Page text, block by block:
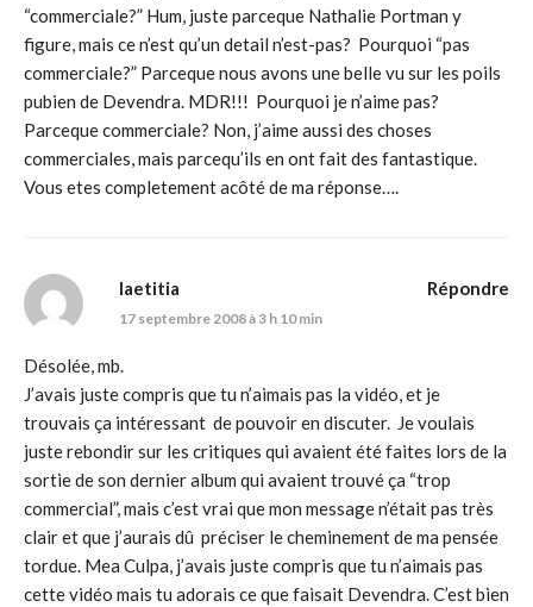
“commerciale?” Hum, juste parceque Nathalie Portman y
figure, mais ce n’est qu’un detail n’est-pas? Pourquoi “pas
commerciale?” Parceque nous avons une belle vu sur les poils
pubien de Devendra. MDR!!! Pourquoi je n’aime pas?
Parceque commerciale? Non, j’aime aussi des choses
commerciales, mais parcequ’ils en ont fait des fantastique.
Vous etes completement acôté de ma réponse….
laetitia
17 septembre 2008 à 3 h 10 min
Désolée, mb.
J’avais juste compris que tu n’aimais pas la vidéo, et je
trouvais ça intéressant de pouvoir en discuter. Je voulais
juste rebondir sur les critiques qui avaient été faites lors de la
sortie de son dernier album qui avaient trouvé ça “trop
commercial”, mais c’est vrai que mon message n’était pas très
clair et que j’aurais dû préciser le cheminement de ma pensée
tordue. Mea Culpa, j’avais juste compris que tu n’aimais pas
cette vidéo mais tu adorais ce que faisait Devendra. C’est bien
Répondre